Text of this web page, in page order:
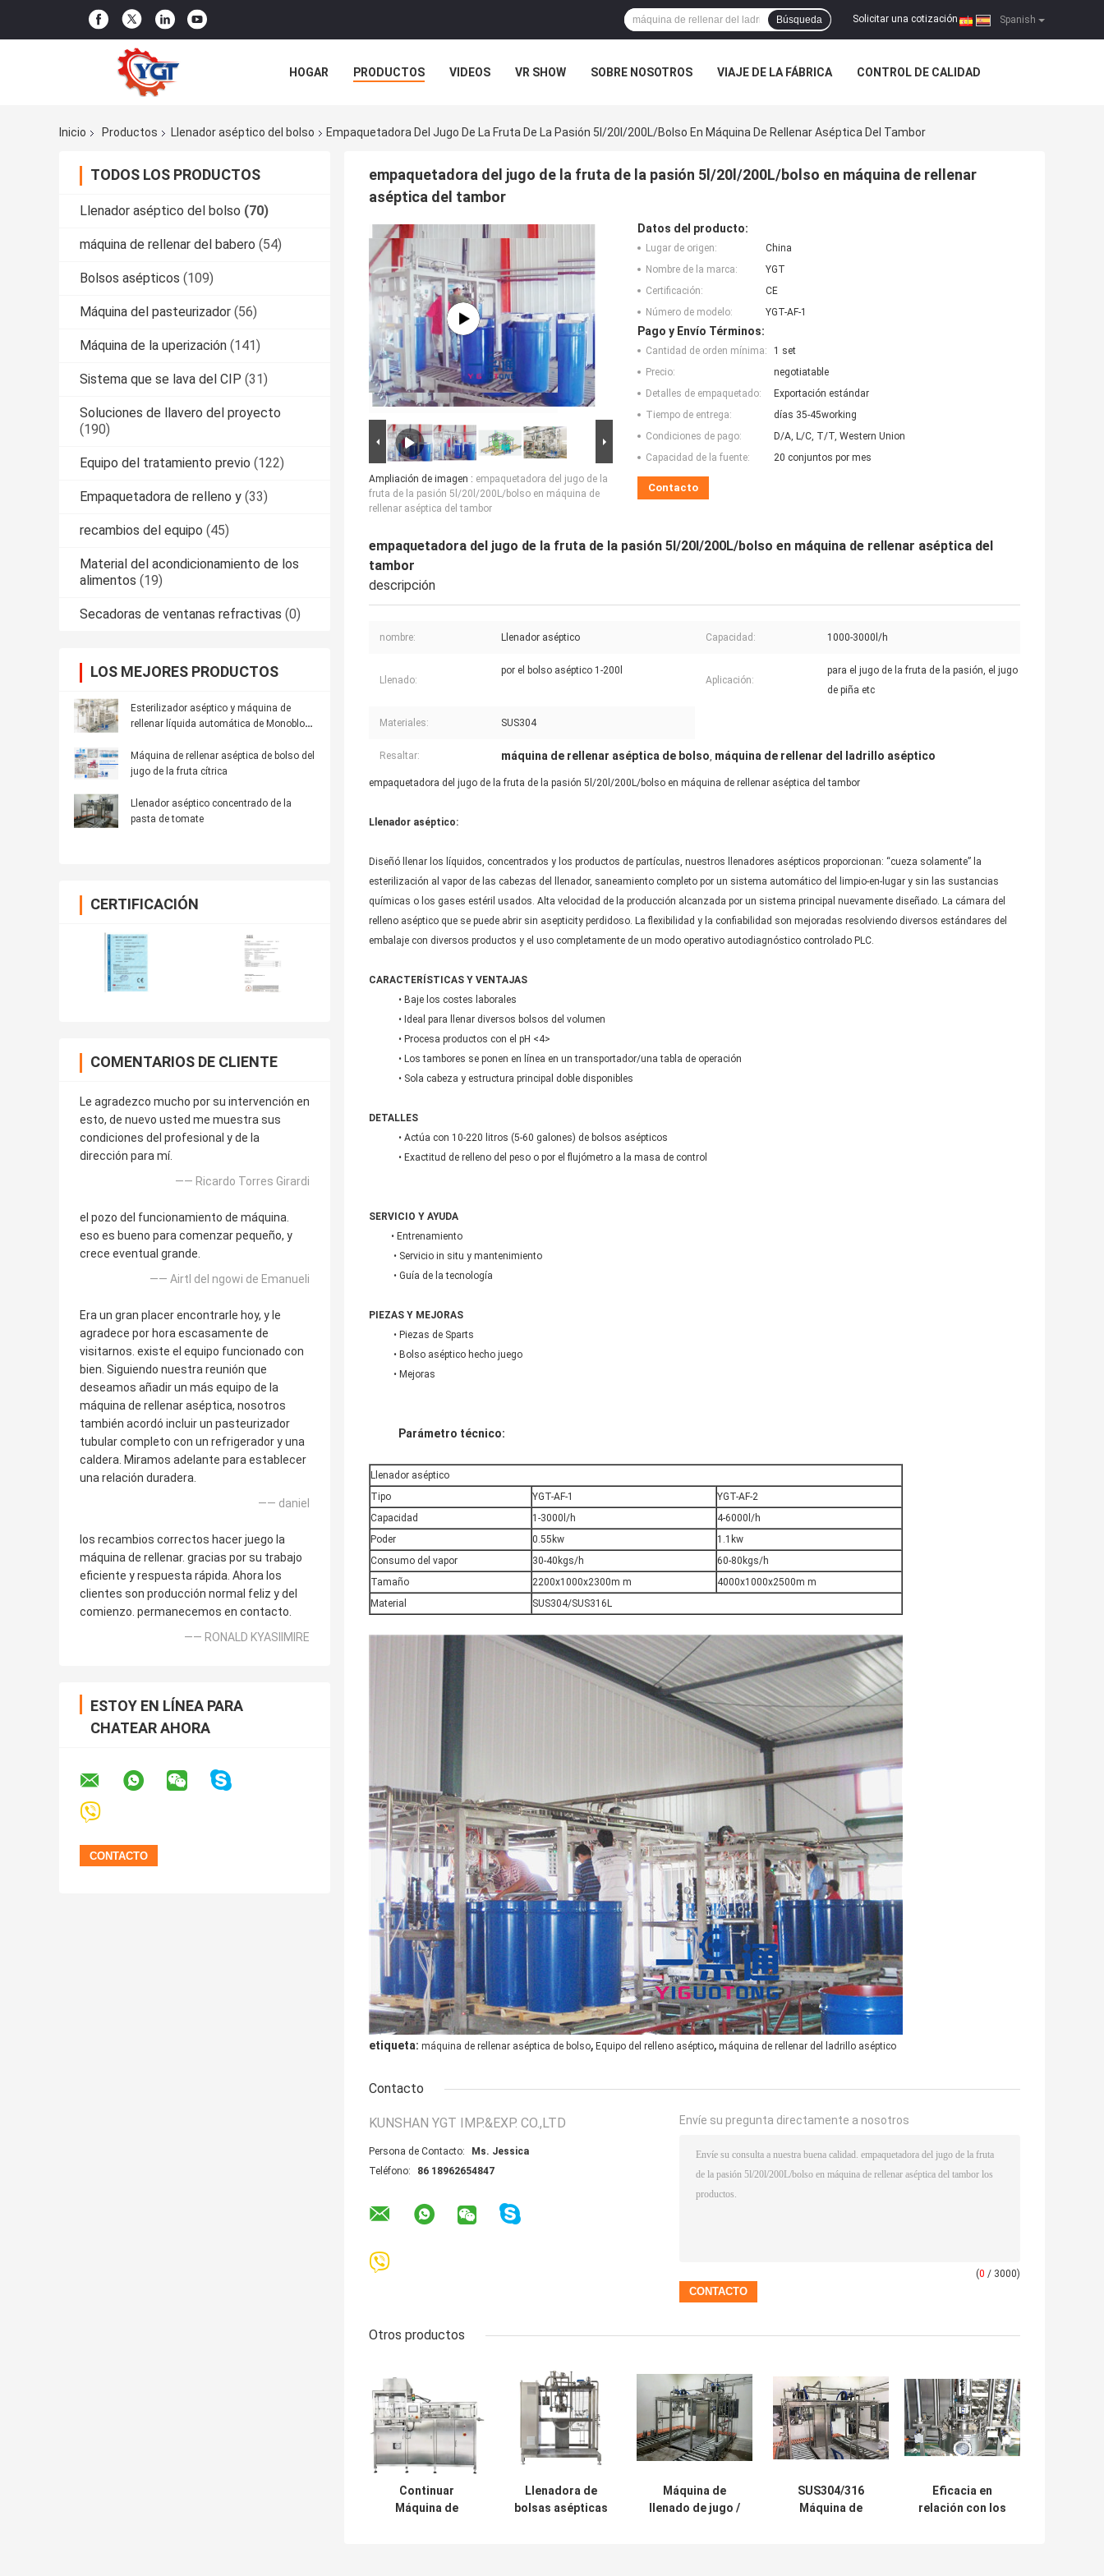
Spanish
Solicitar una cotización |
Búsqueda
HOGAR PRODUCTOS VIDEOS VR SHOW SOBRE NOSOTROS VIAJE DE LA FÁBRICA CONTROL DE CALIDAD
Inicio
Productos Llenador aséptico del bolso Empaquetadora Del Jugo De La Fruta De La Pasión 5l/20l/200L/bolso En Máquina De Rellenar Aséptica Del Tambor
TODOS LOS PRODUCTOS
Llenador aséptico del bolso (70)
máquina de rellenar del babero (54)
Bolsos asépticos (109)
Máquina del pasteurizador (56)
Máquina de la uperización (141)
Sistema que se lava del CIP (31)
Soluciones de llavero del proyecto
(190)
Equipo del tratamiento previo (122)
Empaquetadora de relleno y (33)
recambios del equipo (45)
Material del acondicionamiento de los
alimentos (19)
Secadoras de ventanas refractivas (0)
LOS MEJORES PRODUCTOS
Esterilizador aséptico y máquina de
rellenar líquida automática de Monoblock
Máquina de rellenar aséptica de bolso del
jugo de la fruta cítrica
Llenador aséptico concentrado de la
pasta de tomate
CERTIFICACIÓN
COMENTARIOS DE CLIENTE
Le agradezco mucho por su intervención en
esto, de nuevo usted me muestra sus
condiciones del profesional y de la
dirección para mí.
—— Ricardo Torres Girardi
el pozo del funcionamiento de máquina.
eso es bueno para comenzar pequeño, y
crece eventual grande.
—— Airtl del ngowi de Emanueli
Era un gran placer encontrarle hoy, y le
agradece por hora escasamente de
visitarnos. existe el equipo funcionado con
bien. Siguiendo nuestra reunión que
deseamos añadir un más equipo de la
máquina de rellenar aséptica, nosotros
también acordó incluir un pasteurizador
tubular completo con un refrigerador y una
caldera. Miramos adelante para establecer
una relación duradera.
—— daniel
los recambios correctos hacer juego la
máquina de rellenar. gracias por su trabajo
eficiente y respuesta rápida. Ahora los
clientes son producción normal feliz y del
comienzo. permanecemos en contacto.
—— RONALD KYASIIMIRE
ESTOY EN LÍNEA PARA
CHATEAR AHORA
empaquetadora del jugo de la fruta de la pasión 5l/20l/200L/bolso en máquina de rellenar
aséptica del tambor
Ampliación de imagen : empaquetadora del jugo de la
fruta de la pasión 5l/20l/200L/bolso en máquina de
rellenar aséptica del tambor
Datos del producto:
Lugar de origen:
China
Nombre de la marca:
YGT
Certificación:
CE
Número de modelo:
YGT-AF-1
Pago y Envío Términos:
Cantidad de orden mínima:
1 set
Precio:
negotiatable
Detalles de empaquetado:
Exportación estándar
Tiempo de entrega:
días 35-45working
Condiciones de pago:
D/A, L/C, T/T, Western Union
Capacidad de la fuente:
20 conjuntos por mes
Contacto
empaquetadora del jugo de la fruta de la pasión 5l/20l/200L/bolso en máquina de rellenar aséptica del
tambor
descripción
nombre: Llenador aséptico Capacidad: 1000-3000l/h
Llenado:
por el bolso aséptico 1-200l
Aplicación:
para el jugo de la fruta de la pasión, el jugo
de piña etc
Materiales: SUS304
Resaltar: máquina de rellenar aséptica de bolso, máquina de rellenar del ladrillo aséptico
empaquetadora del jugo de la fruta de la pasión 5l/20l/200L/bolso en máquina de rellenar aséptica del tambor
Llenador aséptico:
Diseñó llenar los líquidos, concentrados y los productos de partículas, nuestros llenadores asépticos proporcionan: “cueza solamente” la
esterilización al vapor de las cabezas del llenador, saneamiento completo por un sistema automático del limpio-en-lugar y sin las sustancias
químicas o los gases estéril usados. Alta velocidad de la producción alcanzada por un sistema principal nuevamente diseñado. La cámara del
relleno aséptico que se puede abrir sin asepticity perdidoso. La flexibilidad y la confiabilidad son mejoradas resolviendo diversos estándares del
embalaje con diversos productos y el uso completamente de un modo operativo autodiagnóstico controlado PLC.
CARACTERÍSTICAS Y VENTAJAS
• Baje los costes laborales
• Ideal para llenar diversos bolsos del volumen
• Procesa productos con el pH <4>
• Los tambores se ponen en línea en un transportador/una tabla de operación
• Sola cabeza y estructura principal doble disponibles
DETALLES
• Actúa con 10-220 litros (5-60 galones) de bolsos asépticos
• Exactitud de relleno del peso o por el flujómetro a la masa de control
SERVICIO Y AYUDA
• Entrenamiento
• Servicio in situ y mantenimiento
• Guía de la tecnología
PIEZAS Y MEJORAS
• Piezas de Sparts
• Bolso aséptico hecho juego
• Mejoras
Parámetro técnico:
Llenador aséptico
Tipo
YGT-AF-1
YGT-AF-2
Capacidad
1-3000l/h
4-6000l/h
Poder
0.55kw
1.1kw
Consumo del vapor
30-40kgs/h
60-80kgs/h
Tamaño
2200x1000x2300m m
4000x1000x2500m m
Material
SUS304/SUS316L
etiqueta: máquina de rellenar aséptica de bolso, Equipo del relleno aséptico, máquina de rellenar del ladrillo aséptico
Contacto
KUNSHAN YGT IMP.&EXP. CO.,LTD
Persona de Contacto:
Ms. Jessica
Teléfono:
86 18962654847
Envíe su pregunta directamente a nosotros
(0 / 3000)
Otros productos
Continuar
Máquina de
Llenadora de
bolsas asépticas
Máquina de
llenado de jugo /
SUS304/316
Máquina de
Eficacia en
relación con los